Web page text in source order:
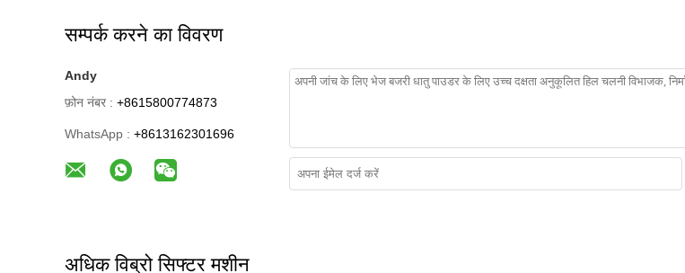
सम्पर्क करने का विवरण
Andy
फ़ोन नंबर : +8615800774873
WhatsApp : +8613162301696
अधिक विब्रो सिफ्टर मशीन